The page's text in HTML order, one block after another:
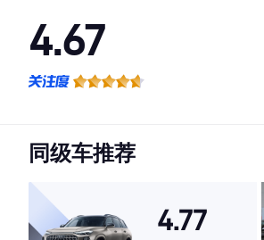
4.67
·空间表现一般，低于77%同级车
同级车推荐
4.77